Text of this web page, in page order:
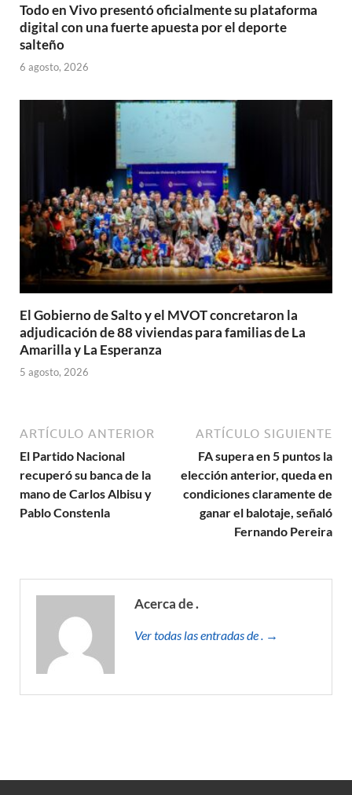
Todo en Vivo presentó oficialmente su plataforma
digital con una fuerte apuesta por el deporte
salteño
6 agosto, 2026
El Gobierno de Salto y el MVOT concretaron la
adjudicación de 88 viviendas para familias de La
Amarilla y La Esperanza
5 agosto, 2026
ARTÍCULO ANTERIOR
El Partido Nacional
recuperó su banca de la
mano de Carlos Albisu y
Pablo Constenla
ARTÍCULO SIGUIENTE
FA supera en 5 puntos la
elección anterior, queda en
condiciones claramente de
ganar el balotaje, señaló
Fernando Pereira
Acerca de .
Ver todas las entradas de . →